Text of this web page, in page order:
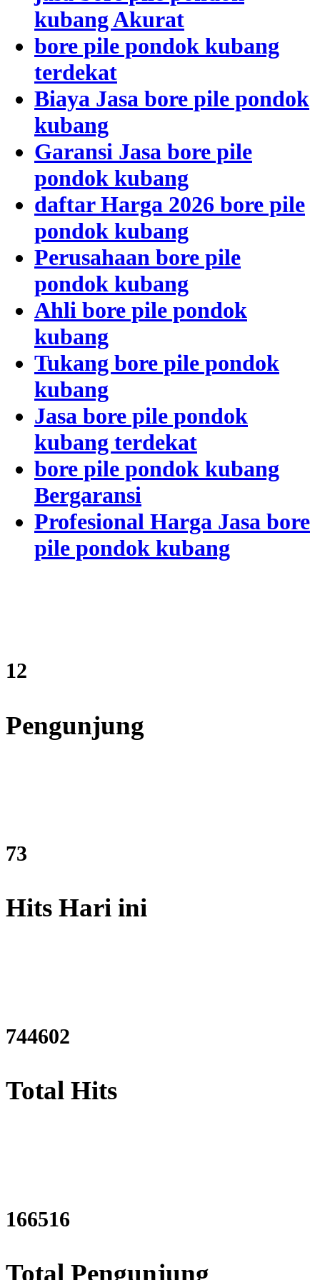
kubang Akurat
bore pile pondok kubang
terdekat
Biaya Jasa bore pile pondok
kubang
Garansi Jasa bore pile
pondok kubang
daftar Harga 2026 bore pile
pondok kubang
Perusahaan bore pile
pondok kubang
Ahli bore pile pondok
kubang
Tukang bore pile pondok
kubang
Jasa bore pile pondok
kubang terdekat
bore pile pondok kubang
Bergaransi
Profesional Harga Jasa bore
pile pondok kubang
15
Pengunjung
89
Hits Hari ini
915775
Total Hits
204796
Total Pengunjung